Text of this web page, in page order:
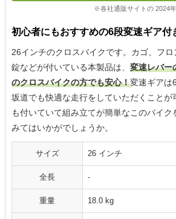
※各社通販サイトの 2024
初心者にもおすすめの6段変速ギア付
26インチのクロスバイクです。カゴ、フ
錠などが付いている本製品は、 変速レバー
のクロスバイクの方でも安心！変速ギアは
坂道でも快適な走行をしていただくことが
も付いていて組み立てが簡単なこのバイク
みてはいかがでしょうか。
サイズ 26 インチ
全長 -
重量 18.0 kg